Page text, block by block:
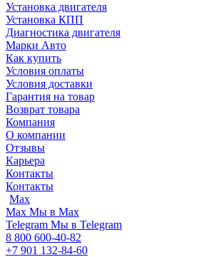
Установка двигателя
Установка КПП
Диагностика двигателя
Марки Авто
Как купить
Условия оплаты
Условия доставки
Гарантия на товар
Возврат товара
Компания
О компании
Отзывы
Карьера
Контакты
Контакты
Max
Max Мы в Max
Telegram Мы в Telegram
8 800 600-40-82
+7 901 132-84-60